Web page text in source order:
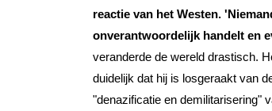
reactie van het Westen.
onverantwoordelijk handelt en
veranderde de wereld drastisch.
duidelijk dat hij is losgeraakt van
"denazificatie en demilitarisering"